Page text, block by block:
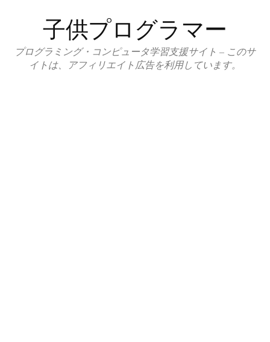
ン
子供プログラマー
プログラミング・コンピュータ学習支援サイト – このサ
イトは、アフィリエイト広告を利用しています。